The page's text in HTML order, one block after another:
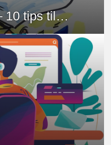
10 tips til…